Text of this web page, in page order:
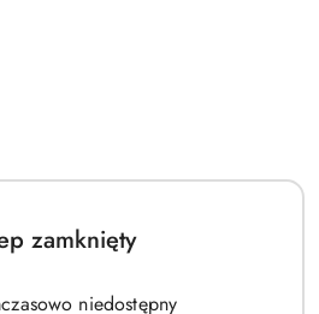
zamknięty
niedostępny